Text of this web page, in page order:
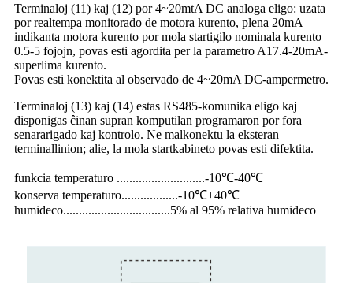
Terminaloj (11) kaj (12) por 4~20mtA DC analoga eligo: uzata
por realtempa monitorado de motora kurento, plena 20mA
indikanta motora kurento por mola startigilo nominala kurento
0.5-5 fojojn, povas esti agordita per la parametro A17.4-20mA-
superlima kurento.
Povas esti konektita al observado de 4~20mA DC-ampermetro.
Terminaloj (13) kaj (14) estas RS485-komunika eligo kaj
disponigas ĉinan supran komputilan programaron por fora
senararigado kaj kontrolo. Ne malkonektu la eksteran
terminallinion; alie, la mola startkabineto povas esti difektita.
funkcia temperaturo ............................-10℃-40℃
konserva temperaturo..................-10℃+40℃
humideco..................................5% al ​​95% relativa humideco